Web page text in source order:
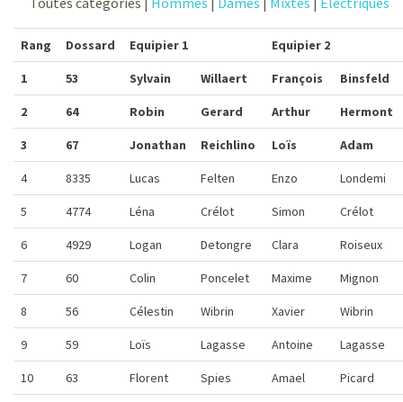
Rang Dossard Equipier 1 Equipier 2
1 53 Sylvain Willaert François Binsfeld
2 64 Robin Gerard Arthur Hermont
3 67 Jonathan Reichlino Loïs Adam
4 8335 Lucas Felten Enzo Londemi
5 4774 Léna Crélot Simon Crélot
6 4929 Logan Detongre Clara Roiseux
7 60 Colin Poncelet Maxime Mignon
8 56 Célestin Wibrin Xavier Wibrin
9 59 Loïs Lagasse Antoine Lagasse
10 63 Florent Spies Amael Picard